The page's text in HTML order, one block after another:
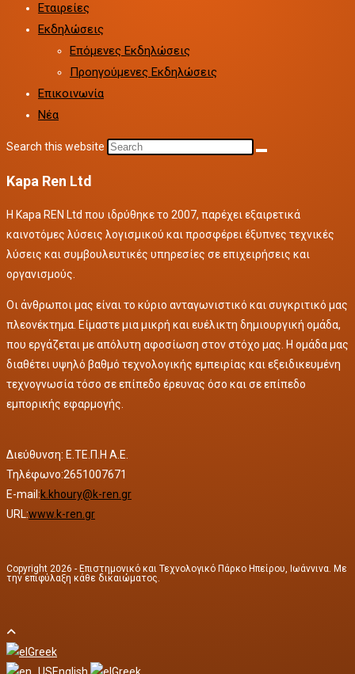
Εταιρείες
Εκδηλώσεις
Επόμενες Εκδηλώσεις
Προηγούμενες Εκδηλώσεις
Επικοινωνία
Νέα
Search this website
Kapa Ren Ltd
Η Kapa REN Ltd που ιδρύθηκε το 2007, παρέχει εξαιρετικά
καινοτόμες λύσεις λογισμικού και προσφέρει έξυπνες τεχνικές
λύσεις και συμβουλευτικές υπηρεσίες σε επιχειρήσεις και
οργανισμούς.
Οι άνθρωποι μας είναι το κύριο ανταγωνιστικό και συγκριτικό μας
πλεονέκτημα. Είμαστε μια μικρή και ευέλικτη δημιουργική ομάδα,
που εργάζεται με απόλυτη αφοσίωση στον στόχο μας. Η ομάδα μας
διαθέτει υψηλό βαθμό τεχνολογικής εμπειρίας και εξειδικευμένη
τεχνογνωσία τόσο σε επίπεδο έρευνας όσο και σε επίπεδο
εμπορικής εφαρμογής.
Διεύθυνση: Ε.ΤΕ.Π.Η Α.Ε.
Τηλέφωνο:2651007671
E-mail:k.khoury@k-ren.gr
URL:www.k-ren.gr
Copyright 2026 - Επιστημονικό και Τεχνολογικό Πάρκο Ηπείρου, Ιωάννινα. Με
την επιφύλαξη κάθε δικαιώματος.
Greek